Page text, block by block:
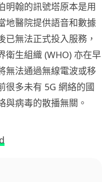
明翰的訊號塔原本是用
地醫院提供語音和數據
無法正式投入服務，
衛生組織 (WHO) 亦在早
無法通過無線電波或移
很多未有 5G 網絡的國
與病毒的散播無關。